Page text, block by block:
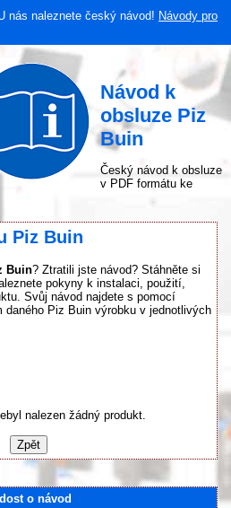
nás naleznete český návod! Návody pro
Návod k
obsluze Piz
Buin
Český návod k obsluze
v PDF formátu ke
Piz Buin
Buin? Ztratili jste návod? Stáhněte si
pokyny k instalaci, použití,
Svůj návod najdete s pomocí
daného Piz Buin výrobku v jednotlivých
nalezen žádný produkt.
o návod